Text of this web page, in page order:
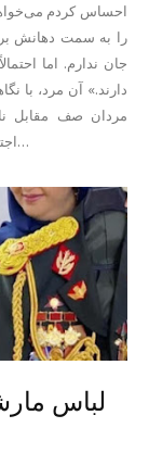
احساس کردم
را به سمت دهانش
جان ندارم. اما
دارند.» آن مرد، با
مردان صف مقابل
اجتماعی و خوش سخن است، رفت و از مردانی که آنسوتر…
لباس